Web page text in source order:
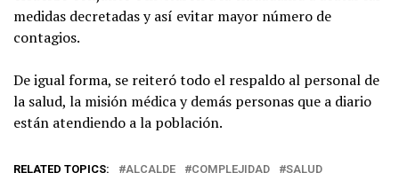
medidas decretadas y así evitar mayor número de
contagios.
De igual forma, se reiteró todo el respaldo al personal de
la salud, la misión médica y demás personas que a diario
están atendiendo a la población.
RELATED TOPICS: ALCALDE COMPLEJIDAD SALUD